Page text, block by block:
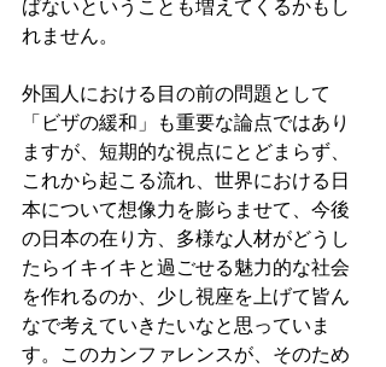
ばないということも増えてくるかもし
れません。
外国人における目の前の問題として
「ビザの緩和」も重要な論点ではあり
ますが、短期的な視点にとどまらず、
これから起こる流れ、世界における日
本について想像力を膨らませて、今後
の日本の在り方、多様な人材がどうし
たらイキイキと過ごせる魅力的な社会
を作れるのか、少し視座を上げて皆ん
なで考えていきたいなと思っていま
す。このカンファレンスが、そのため